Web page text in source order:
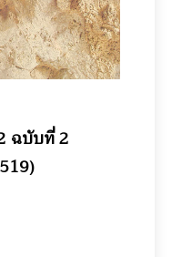
ฉบับที่ 2